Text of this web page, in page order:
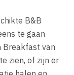
B&B
te gaan
Breakfast van
zien, of zijn er